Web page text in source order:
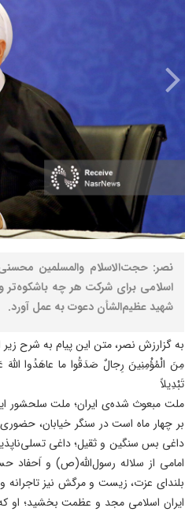
نصر: حجت‌الاسلام والمسلمین
اسلامی برای شرکت هر چه باشکوه‌تر
شهید عظیم‌الشأن دعوت به عمل آورد.
به گزارزش نصر، متن این پیام به شرح
مِنَ الْمُؤْمِنِینَ رِجالٌ صَدَقُوا ما عاهَدُوا
تَبْدِیلاً
ملت مبعوث شده‌ی ایران؛ ملت سلحشور
بر چهار ماه است در سنگر خیابان،
داغی بس سنگین و ثقیل؛ داغی
امامی از سلاله رسول‌الله(ص) و
بلندای عزت، زیست و مرگش نیز تاجرانه
ایران اسلامی مجد و عظمت بخشید؛ او